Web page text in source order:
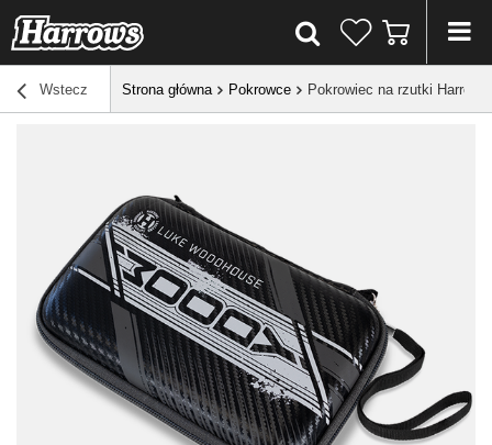
Wstecz Strona główna Pokrowce Pokrowiec na rzutki